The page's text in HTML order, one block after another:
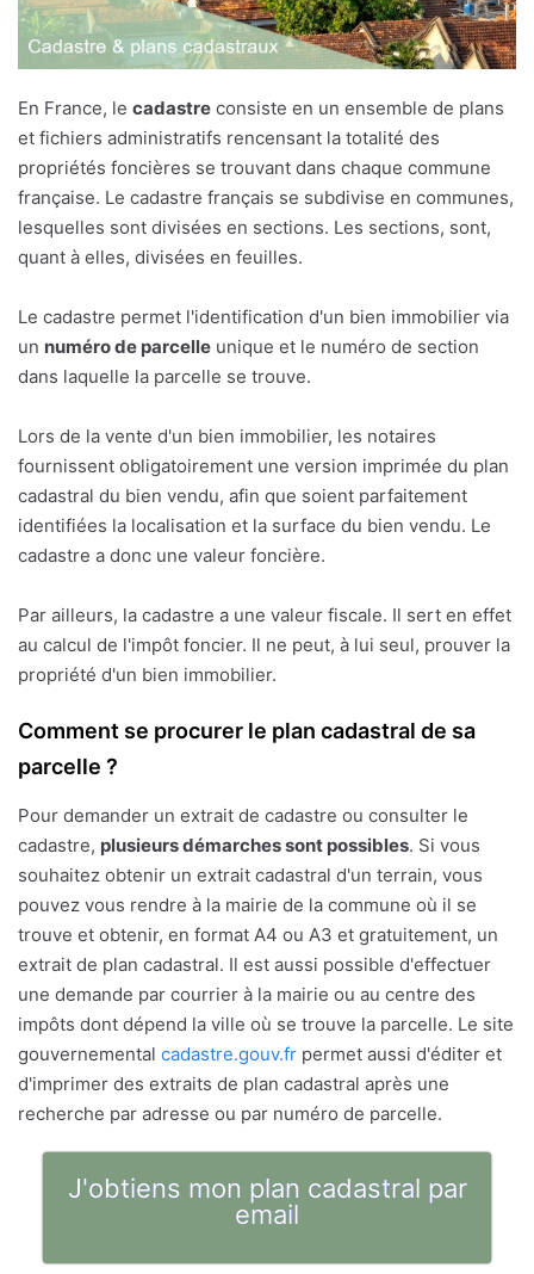
En France, le cadastre consiste en un ensemble de plans
et fichiers administratifs rencensant la totalité des
propriétés foncières se trouvant dans chaque commune
française. Le cadastre français se subdivise en communes,
lesquelles sont divisées en sections. Les sections, sont,
quant à elles, divisées en feuilles.
Le cadastre permet l'identification d'un bien immobilier via
un numéro de parcelle unique et le numéro de section
dans laquelle la parcelle se trouve.
Lors de la vente d'un bien immobilier, les notaires
fournissent obligatoirement une version imprimée du plan
cadastral du bien vendu, afin que soient parfaitement
identifiées la localisation et la surface du bien vendu. Le
cadastre a donc une valeur foncière.
Par ailleurs, la cadastre a une valeur fiscale. Il sert en effet
au calcul de l'impôt foncier. Il ne peut, à lui seul, prouver la
propriété d'un bien immobilier.
Comment se procurer le plan cadastral de sa
parcelle ?
Pour demander un extrait de cadastre ou consulter le
cadastre, plusieurs démarches sont possibles. Si vous
souhaitez obtenir un extrait cadastral d'un terrain, vous
pouvez vous rendre à la mairie de la commune où il se
trouve et obtenir, en format A4 ou A3 et gratuitement, un
extrait de plan cadastral. Il est aussi possible d'effectuer
une demande par courrier à la mairie ou au centre des
impôts dont dépend la ville où se trouve la parcelle. Le site
gouvernemental cadastre.gouv.fr permet aussi d'éditer et
d'imprimer des extraits de plan cadastral après une
recherche par adresse ou par numéro de parcelle.
J'obtiens mon plan cadastral par
email